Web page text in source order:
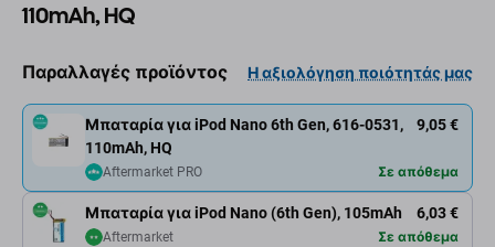
110mAh, HQ
Παραλλαγές προϊόντος Η αξιολόγηση ποιότητάς μας
Μπαταρία για iPod Nano (6th Gen), 105mAh 6,03 €
Aftermarket Σε απόθεμα
Μπαταρία για iPod Nano 6th Gen, 616-0531,
110mAh, HQ
9,05 €
Aftermarket PRO Σε απόθεμα